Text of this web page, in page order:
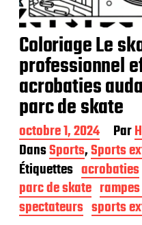
Coloriage Le
professionnel
acrobaties
parc de skate
D
a
t
e
d
e
p
octobre 1, 2024 Par
DansSports,Sports
Étiquettes acrobaties
parc de skate
spectateurs sports